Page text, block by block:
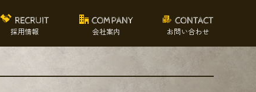
RECRUIT
採用情報
COMPANY
会社案内
CONTACT
お問い合わせ